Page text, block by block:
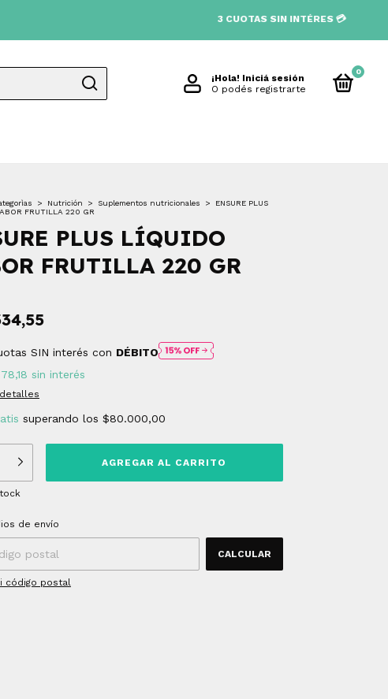
3 CUOTAS SIN INTÉRES 💳
¡Hola! Iniciá sesión
O podés registrarte
0
> Nutrición > Suplementos nutricionales >
ENSURE PLUS
FRUTILLA 220 GR
PLUS LÍQUIDO
FRUTILLA 220 GR
SIN interés con DÉBITO
sin interés
superando los $80.000,00
el CP:
de envío
CALCULAR
código postal